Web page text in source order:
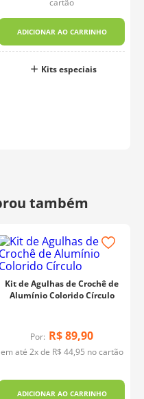
cartão
ADICIONAR AO CARRINHO
Kits especiais
Kit de Agulhas de Crochê de
Alumínio Colorido Círculo
Por: R$89,90
em até 2x de R$ 44,95 no cartão
ADICIONAR AO CARRINHO